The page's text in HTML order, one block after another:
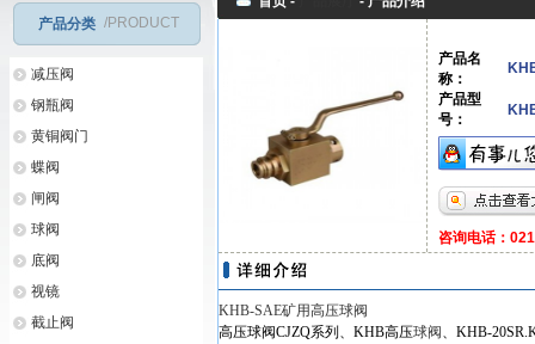
产品分类 /PRODUCT
减压阀
钢瓶阀
黄铜阀门
蝶阀
闸阀
球阀
底阀
视镜
截止阀
产品名
称：
产品型
号：
咨询电话：
KHB-SAE矿用高压球阀
高压球阀CJZQ系列、 KHB高压球阀 、 KHB-